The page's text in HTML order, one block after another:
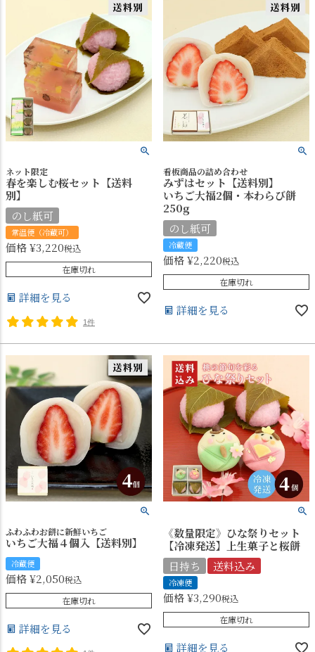
ネット限定
春を楽しむ桜セット【送料
別】
のし紙可
常温便（冷蔵可）
価格¥3,220税込
在庫切れ
詳細を見る
1件
看板商品の詰め合わせ
みずはセット【送料別】
いちご大福2個・本わらび餅
250g
のし紙可
冷蔵便
価格¥2,220税込
在庫切れ
詳細を見る
ふわふわお餅に新鮮いちご
いちご大福４個入【送料別】
冷蔵便
価格¥2,050税込
在庫切れ
詳細を見る
《数量限定》ひな祭りセット
【冷凍発送】上生菓子と桜餅
日持ち
送料込み
冷凍便
価格¥3,290税込
在庫切れ
詳細を見る